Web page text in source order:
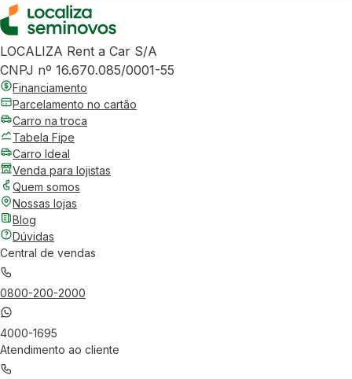
LOCALIZA Rent a Car S/A
CNPJ nº 16.670.085/0001-55
Financiamento
Parcelamento no cartão
Carro na troca
Tabela Fipe
Carro Ideal
Venda para lojistas
Quem somos
Nossas lojas
Blog
Dúvidas
Central de vendas
0800-200-2000
4000-1695
Atendimento ao cliente